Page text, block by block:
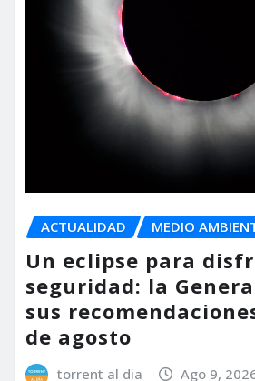
ACTUALIDAD MEDIO
Un eclipse para
seguridad: la
sus
de agosto
torrent al dia Ago 9,